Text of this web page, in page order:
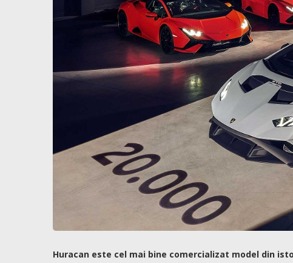
Huracan este cel mai bine comercializat model din